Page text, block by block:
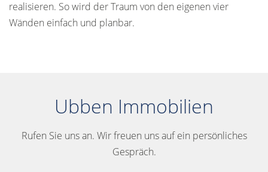
realisieren. So wird der Traum von den eigenen vier
Wänden einfach und planbar.
Ubben Immobilien
Rufen Sie uns an. Wir freuen uns auf ein persönliches
Gespräch.